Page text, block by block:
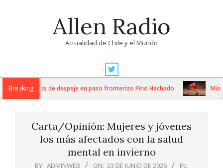
Allen Radio
Actualidad de Chile y el Mundo
Navigation
MenuBreaking
trabajos de despeje en paso fronterizo Pino Hachado
Carta/Opinión: Mujeres y jóvenes
los más afectados con la salud
mental en invierno
BY: ADMINWEB ON: 23 DE JUNIO DE 2026
IN: